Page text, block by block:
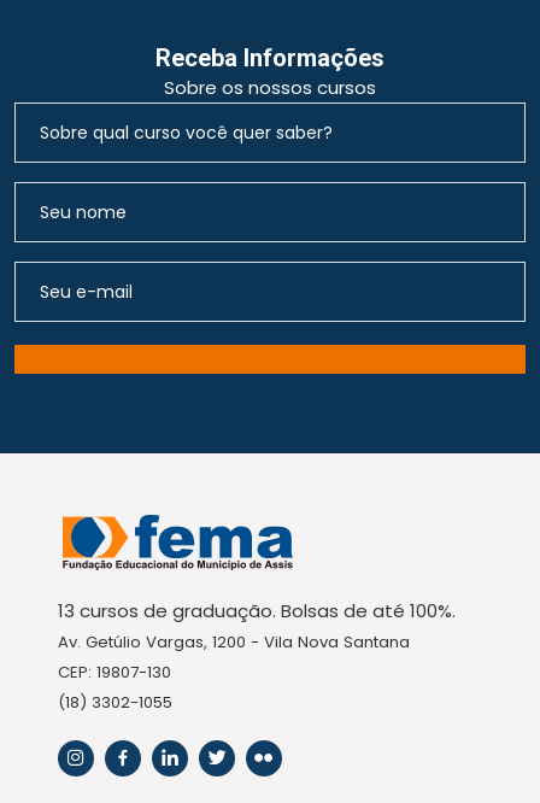
Receba Informações
Sobre os nossos cursos
13 cursos de graduação. Bolsas de até 100%.
Av. Getúlio Vargas, 1200 - Vila Nova Santana
CEP: 19807-130
(18) 3302-1055